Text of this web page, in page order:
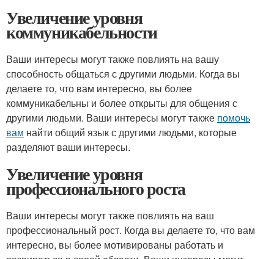
Увеличение уровня
коммуникабельности
Ваши интересы могут также повлиять на вашу
способность общаться с другими людьми. Когда вы
делаете то, что вам интересно, вы более
коммуникабельны и более открыты для общения с
другими людьми. Ваши интересы могут также помочь
вам найти общий язык с другими людьми, которые
разделяют ваши интересы.
Увеличение уровня
профессионального роста
Ваши интересы могут также повлиять на ваш
профессиональный рост. Когда вы делаете то, что вам
интересно, вы более мотивированы работать и